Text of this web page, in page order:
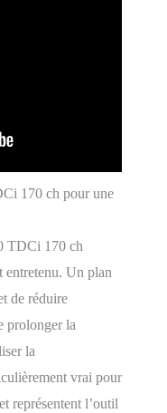
170 ch pour une
TDCi 170 ch
entretenu. Un plan
de réduire
prolonger la
la
vrai pour
représentent l’outil